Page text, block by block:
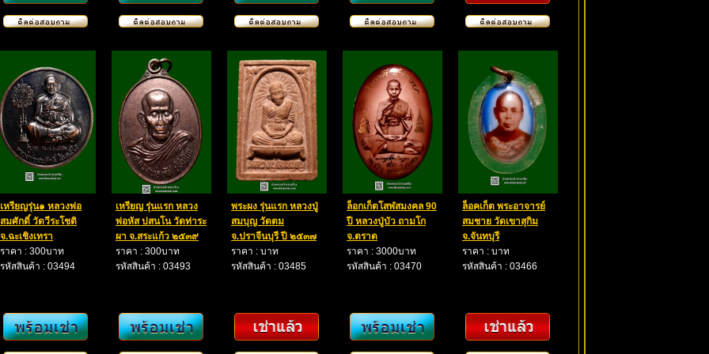
เหรียญรุ่น๑ หลวงพ่อ
สมศักดิ์ วัดวีระโชติ
จ.ฉะเชิงเทรา
ราคา : 300บาท
รหัสสินค้า : 03494
เหรียญ รุ่นแรก หลวง
พ่อหัส ปสนโน วัดท่าระ
ผา จ.สระแก้ว ๒๕๓๙
ราคา : 300บาท
รหัสสินค้า : 03493
พระผง รุ่นแรก หลวงปู่
สมบุญ วัดตม
จ.ปราจีนบุรี ปี ๒๕๓๗
ราคา : บาท
รหัสสินค้า : 03485
ล็อกเก็ตโสฬสมงคล 90
ปี หลวงปู่บัว ถามโก
จ.ตราด
ราคา : 3000บาท
รหัสสินค้า : 03470
ล็อคเก็ต พระอาจารย์
สมชาย วัดเขาสุกิม
จ.จันทบุรี
ราคา : บาท
รหัสสินค้า : 03466